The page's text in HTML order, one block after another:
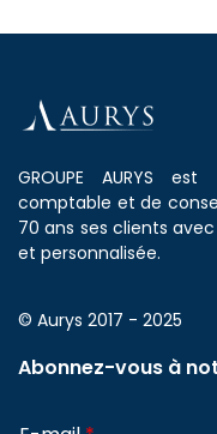
GROUPE AURYS
comptable et de
70 ans ses clients
et personnalisée.
© Aurys 2017 - 2025
Abonnez-vous à